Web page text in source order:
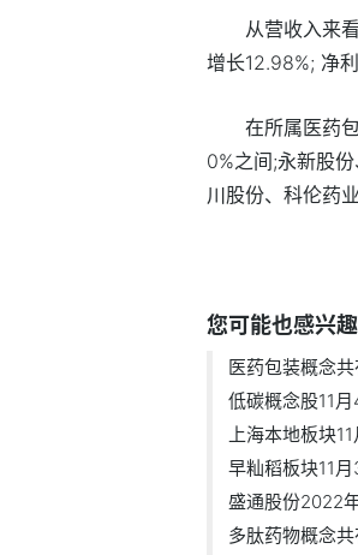
从营收入来
增长12.98%; 净
在所属医药
0%之间;永新股
川股份、科伦药
您可能也感兴
医药包装概念
低碳概念股11
上海本地板块
早籼稻板块11
盛通股份2022
多肽药物概念